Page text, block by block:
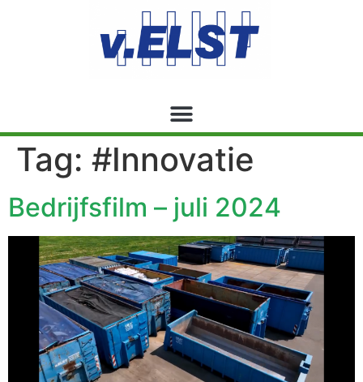
Tag: #Innovatie
Bedrijfsfilm – juli 2024